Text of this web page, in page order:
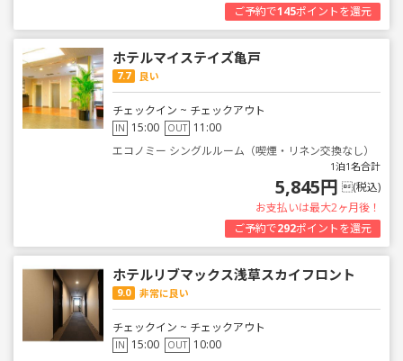
ご予約で145ポイントを還元
ホテルマイステイズ亀戸
7.7 良い
チェックイン ~ チェックアウト
IN 15:00 OUT 11:00
エコノミー シングルルーム（喫煙・リネン交換なし）
1泊1名合計
5,845円 (税込)
お支払いは最大2ヶ月後！
ご予約で292ポイントを還元
ホテルリブマックス浅草スカイフロント
9.0 非常に良い
チェックイン ~ チェックアウト
IN 15:00 OUT 10:00